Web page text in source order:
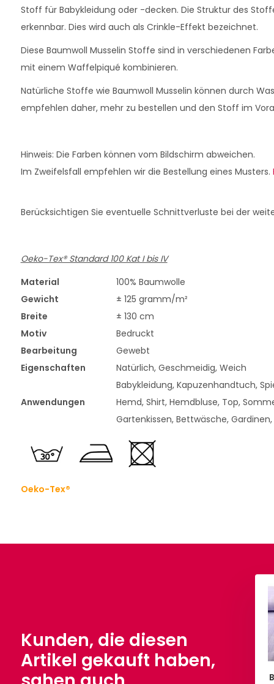
Stoff für Babykleidung oder -decken. Die Struktur des
erkennbar. Dies wird auch als Crinkle-Effekt bezeichnet.
Diese Baumwoll Musselin Stoffe sind in verschiedenen
mit einem Waffelpiqué kombinieren.
Natürliche Stoffe wie Baumwoll Musselin können durch
empfehlen daher, mehr zu bestellen und den Stoff im
Hinweis: Die Farben können vom Bildschirm abweichen.
Im Zweifelsfall empfehlen wir die Bestellung eines Musters.
Berücksichtigen Sie eventuelle Schnittverluste bei der
Oeko-Tex® Standard 100 Kat I bis IV
Material
100% Baumwolle
Gewicht
± 125 gramm/m²
Breite
± 130 cm
Motiv
Bedruckt
Bearbeitung
Gewebt
Eigenschaften
Natürlich, Geschmeidig, Weich
Anwendungen
Babykleidung, Kapuzenhandtuch,
Hemd, Shirt, Hemdbluse, Top,
Gartenkissen, Bettwäsche,
Oeko-Tex®
Kunden, die diesen
Artikel gekauft haben,
Baumwolljersey